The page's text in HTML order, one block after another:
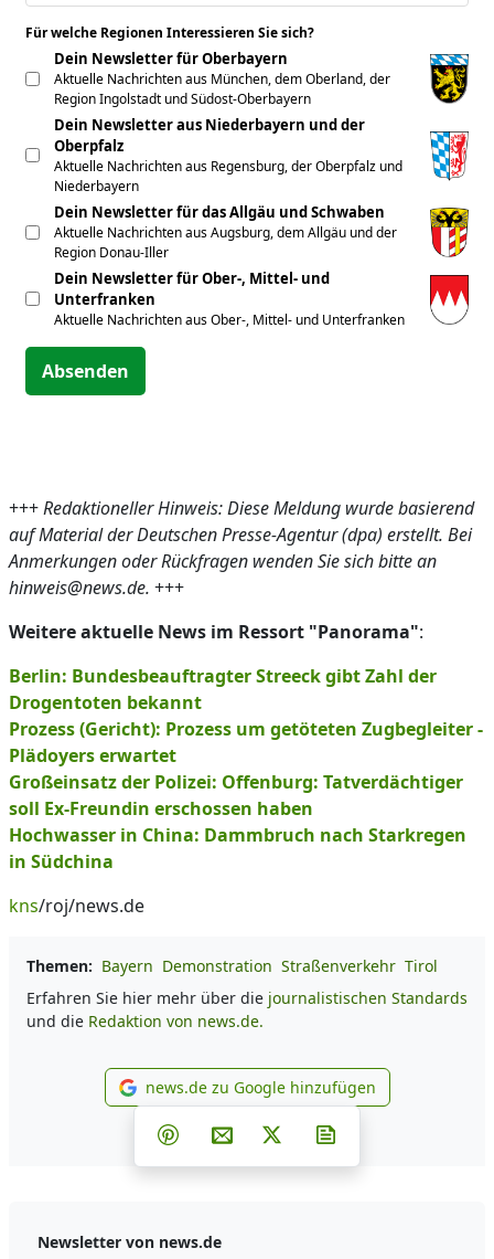
Für welche Regionen Interessieren Sie sich?
Dein Newsletter für Oberbayern
Aktuelle Nachrichten aus München, dem Oberland, der
Region Ingolstadt und Südost-Oberbayern
Dein Newsletter aus Niederbayern und der
Oberpfalz
Aktuelle Nachrichten aus Regensburg, der Oberpfalz und
Niederbayern
Dein Newsletter für das Allgäu und Schwaben
Aktuelle Nachrichten aus Augsburg, dem Allgäu und der
Region Donau-Iller
Dein Newsletter für Ober-, Mittel- und
Unterfranken
Aktuelle Nachrichten aus Ober-, Mittel- und Unterfranken
Absenden
+++Redaktioneller Hinweis: Diese Meldung wurde basierend
auf Material der Deutschen Presse-Agentur (dpa) erstellt. Bei
Anmerkungen oder Rückfragen wenden Sie sich bitte an
hinweis@news.de. +++
Weitere aktuelle News im Ressort "Panorama":
Berlin: Bundesbeauftragter Streeck gibt Zahl der
Drogentoten bekannt
Prozess (Gericht): Prozess um getöteten Zugbegleiter -
Plädoyers erwartet
Großeinsatz der Polizei: Offenburg: Tatverdächtiger
soll Ex-Freundin erschossen haben
Hochwasser in China: Dammbruch nach Starkregen
in Südchina
kns/roj/news.de
Themen: Bayern Demonstration Straßenverkehr Tirol
Erfahren Sie hier mehr über die journalistischen Standards
und die Redaktion von news.de.
news.de zu Google
news.de zu Google hinzufügen
Teilen auf Facebook
Teilen auf Whatsapp
Teilen auf Telegram
Teilen auf Pinterest
Per E-Mail teilen
Post auf X
Newsletter von news.de